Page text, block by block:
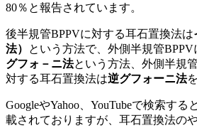
80％と報告されています。
後半規管BPPVに対する耳石置換法は
法）
という方法で、外側半規管
グフォ－ニ法という方法、外側半規
対する耳石置換法は逆グフォーニ法
GoogleやYahoo、YouTubeで検索する
載されておりますが、耳石置換法の